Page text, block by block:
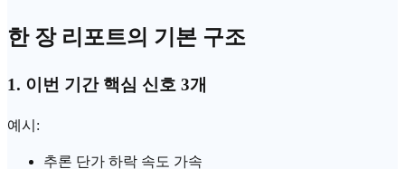
한 장 리포트의 기본 구조
1. 이번 기간 핵심 신호 3개
예시:
추론 단가 하락 속도 가속